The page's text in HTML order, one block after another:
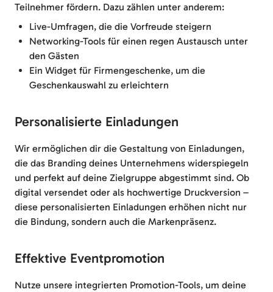
Teilnehmer fördern. Dazu zählen unter anderem:
Live-Umfragen, die die Vorfreude steigern
Networking-Tools für einen regen Austausch unter
den Gästen
Ein Widget für Firmengeschenke, um die
Geschenkauswahl zu erleichtern
Personalisierte Einladungen
Wir ermöglichen dir die Gestaltung von Einladungen,
die das Branding deines Unternehmens widerspiegeln
und perfekt auf deine Zielgruppe abgestimmt sind. Ob
digital versendet oder als hochwertige Druckversion –
diese personalisierten Einladungen erhöhen nicht nur
die Bindung, sondern auch die Markenpräsenz.
Effektive Eventpromotion
Nutze unsere integrierten Promotion-Tools, um deine